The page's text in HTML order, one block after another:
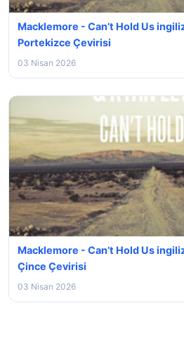
Macklemore - Can’t Hold Us
Portekizce Çevirisi
03 Nisan 2026
Macklemore - Can’t Hold Us
Çince Çevirisi
03 Nisan 2026